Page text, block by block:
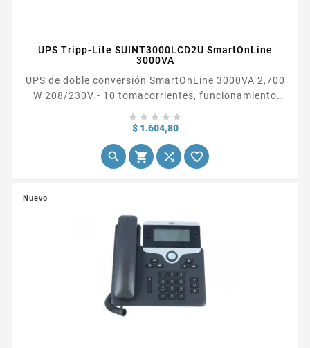
UPS Tripp-Lite SUINT3000LCD2U SmartOnLine
3000VA
UPS de doble conversión SmartOnLine 3000VA 2,700
W 208/230V - 10 tomacorrientes, funcionamiento
rack/torre de 2U
    
$ 1.604,80Precio
   
Nuevo